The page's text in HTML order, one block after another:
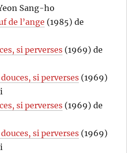
Sang-ho
de l’ange (1985) de
si perverses (1969) de
douces, si perverses (1969)
si perverses (1969) de
douces, si perverses (1969)